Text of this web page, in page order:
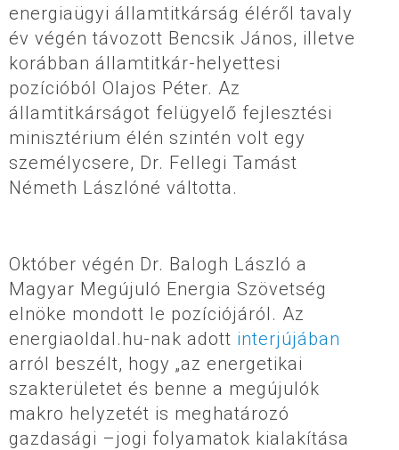
energiaügyi államtitkárság éléről tavaly
év végén távozott Bencsik János, illetve
korábban államtitkár-helyettesi
pozícióból Olajos Péter. Az
államtitkárságot felügyelő fejlesztési
minisztérium élén szintén volt egy
személycsere, Dr. Fellegi Tamást
Németh Lászlóné váltotta.
Október végén Dr. Balogh László a
Magyar Megújuló Energia Szövetség
elnöke mondott le pozíciójáról. Az
energiaoldal.hu-nak adott interjújában
arról beszélt, hogy „az energetikai
szakterületet és benne a megújulók
makro helyzetét is meghatározó
gazdasági –jogi folyamatok kialakítása